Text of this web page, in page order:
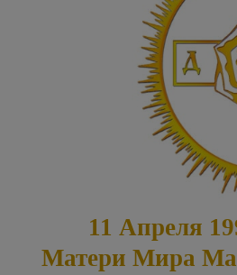
11 Апреля
Матери Мира